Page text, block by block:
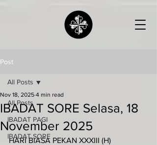
Post
All Posts
IBADAT PAGI
IBADAT SORE
All Posts
IBADAT SORE Selasa, 18
November 2025
Nov 18, 2025 4 min read
HARI BIASA PEKAN XXXIII (H)